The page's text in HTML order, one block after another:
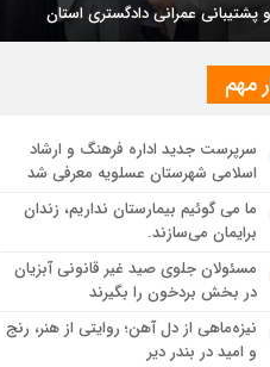
رئیس کل دادگستری استان بوشهر از
مالی و پشتیبانی عمرانی دادگستری
مرکز استان مبنای قانونی ندارد؛ با
و قیمت‌سازان برخورد می‌کنیم
و بندر دیر در فهرست داغ‌ترین نقاط جهان؛
و شرق ایران زیر آتش تابستان
پشتیبانی عمرانی دادگستری استان
مهم
سرپرست جدید اداره فرهنگ و ارشاد
اسلامی شهرستان عسلویه معرفی شد
ما می گوئیم بیمارستان نداریم، زندان
برایمان می‌سازند.
مسئولان جلوی صید غیر قانونی آبزیان
در بخش بردخون را بگیرند
نیزه‌ماهی از دل آهن؛ روایتی از هنر، رنج
و امید در بندر دیر